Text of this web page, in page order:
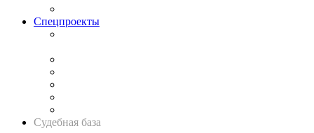
Спецпроекты
Судебная база